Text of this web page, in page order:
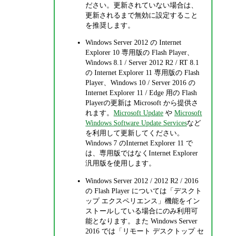
ださい。更新されていない場合は、
更新されるまで無効に設定すること
を推奨します。
Windows Server 2012 の Internet
Explorer 10 専用版の Flash Player、
Windows 8.1 / Server 2012 R2 / RT 8.1
の Internet Explorer 11 専用版の Flash
Player、Windows 10 / Server 2016 の
Internet Explorer 11 / Edge 用の Flash
Playerの更新は Microsoft から提供さ
れます。Microsoft Update やMicrosoft
Windows Software Update Servicesなど
を利用して更新してください。
Windows 7 のInternet Explorer 11 で
は、専用版ではなくInternet Explorer
汎用版を使用します。
Windows Server 2012 / 2012 R2 / 2016
の Flash Player については「デスクト
ップ エクスペリエンス」機能をイン
ストールしている場合にのみ利用可
能となります。また Windows Server
2016 では「リモート デスクトップ セ